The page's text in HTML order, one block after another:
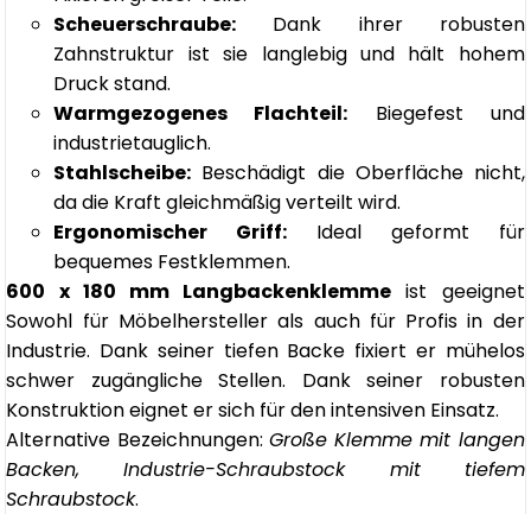
Scheuerschraube: Dank ihrer robusten
Zahnstruktur ist sie langlebig und hält hohem
Druck stand.
Warmgezogenes Flachteil: Biegefest und
industrietauglich.
Stahlscheibe: Beschädigt die Oberfläche nicht,
da die Kraft gleichmäßig verteilt wird.
Ergonomischer Griff: Ideal geformt für
bequemes Festklemmen.
600 x 180 mm Langbackenklemme ist geeignet
Sowohl für Möbelhersteller als auch für Profis in der
Industrie. Dank seiner tiefen Backe fixiert er mühelos
schwer zugängliche Stellen. Dank seiner robusten
Konstruktion eignet er sich für den intensiven Einsatz.
Alternative Bezeichnungen: Große Klemme mit langen
Backen, Industrie-Schraubstock mit tiefem
Schraubstock.